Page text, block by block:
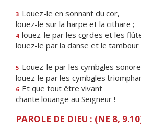
3 Louez-le en sonnant du cor,
louez-le sur la harpe et la cithare ;
4 louez-le par les cordes et les
louez-le par la danse et le tambour
5 Louez-le par les cymbales
louez-le par les cymbales
6 Et que tout être vivant
chante louange au Seigneur !
PAROLE DE DIEU : (NE 8,